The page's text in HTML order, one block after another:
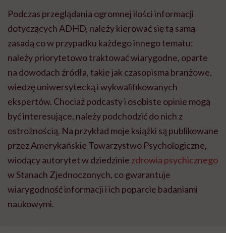
Podczas przeglądania ogromnej ilości informacji
dotyczących ADHD, należy kierować się tą samą
zasadą co w przypadku każdego innego tematu:
należy priorytetowo traktować wiarygodne, oparte
na dowodach źródła, takie jak czasopisma branżowe,
wiedzę uniwersytecką i wykwalifikowanych
ekspertów. Chociaż podcasty i osobiste opinie mogą
być interesujące, należy podchodzić do nich z
ostrożnością. Na przykład moje książki są publikowane
przez Amerykańskie Towarzystwo Psychologiczne,
wiodący autorytet w dziedzinie zdrowia psychicznego
w Stanach Zjednoczonych, co gwarantuje
wiarygodność informacji i ich poparcie badaniami
naukowymi.